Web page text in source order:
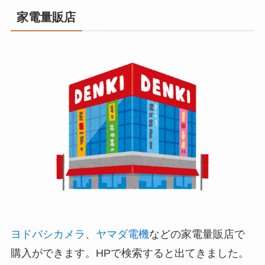
家電量販店
ヨドバシカメラ 、 ヤマダ電機などの家電量販店で
購入ができます。HPで検索すると出てきました。